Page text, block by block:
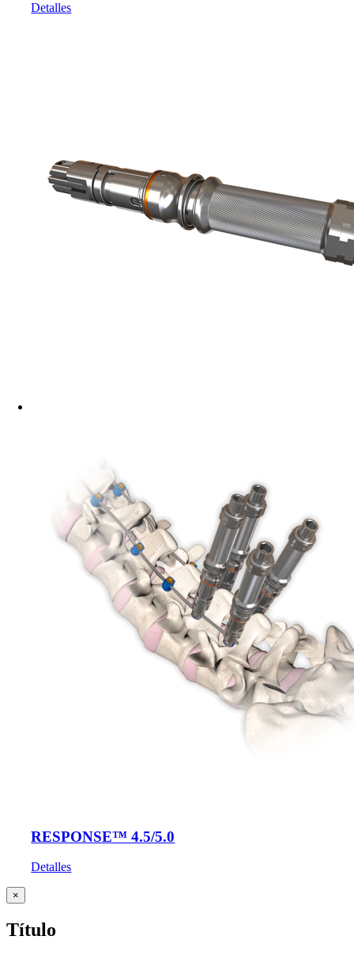
Detalles
RESPONSE™ 4.5/5.0
Detalles
Cerrar
vista
del
×
Título